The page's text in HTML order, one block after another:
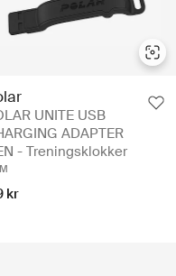
UNITE USB
ADAPTER
- Treningsklokker
M
kr